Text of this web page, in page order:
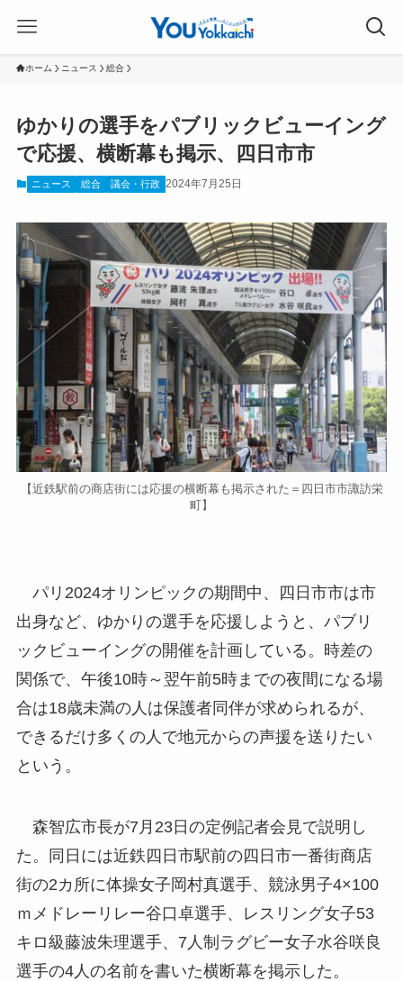
ホーム ニュース 総合
ゆかりの選手をパブリックビューイング
で応援、横断幕も掲示、四日市市
ニュース 総合 議会・行政 2024年7月25日
【近鉄駅前の商店街には応援の横断幕も掲示された＝四日市市諏訪栄
町】
パリ2024オリンピックの期間中、四日市市は市
出身など、ゆかりの選手を応援しようと、パブリ
ックビューイングの開催を計画している。時差の
関係で、午後10時～翌午前5時までの夜間になる場
合は18歳未満の人は保護者同伴が求められるが、
できるだけ多くの人で地元からの声援を送りたい
という。
森智広市長が7月23日の定例記者会見で説明し
た。同日には近鉄四日市駅前の四日市一番街商店
街の2カ所に体操女子岡村真選手、競泳男子4×100
ｍメドレーリレー谷口卓選手、レスリング女子53
キロ級藤波朱理選手、7人制ラグビー女子水谷咲良
選手の4人の名前を書いた横断幕を掲示した。